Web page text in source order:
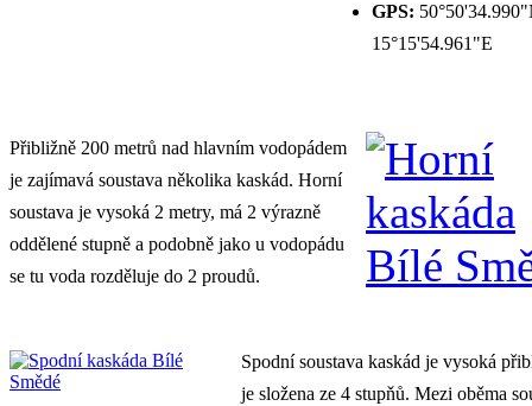
GPS:
15°15'54.961"E
Přibližně 200 metrů nad hlavním vodopádem
je zajímavá soustava několika kaskád. Horní
soustava je vysoká 2 metry, má 2 výrazně
oddělené stupně a podobně jako u vodopádu
se tu voda rozděluje do 2 proudů.
Spodní soustava kaskád je vysoká
je složena ze 4 stupňů. Mezi oběma